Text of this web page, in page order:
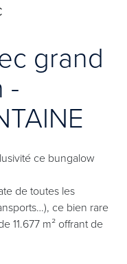
grand
-
ce bungalow
de toutes les
ce bien rare
11.677 m² offrant de